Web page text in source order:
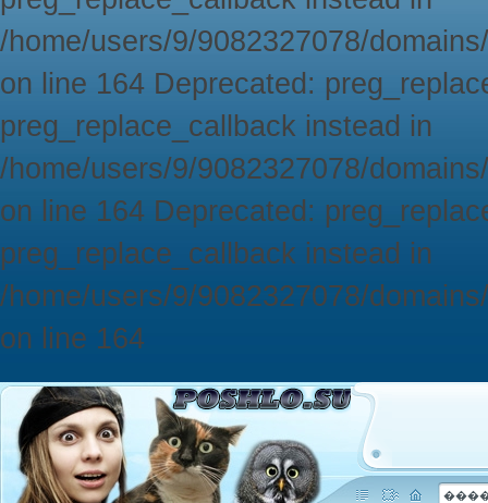
/home/users/9/9082327078/
on line 164 Deprecated:
preg_replace_callback instead in
/home/users/9/9082327078/
on line 164 Deprecated:
preg_replace_callback instead in
/home/users/9/9082327078/
on line 164